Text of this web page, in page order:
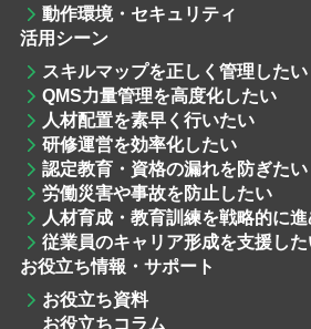
動作環境・セキュリティ
活用シーン
スキルマップを正しく管理したい
QMS力量管理を高度化したい
人材配置を素早く行いたい
研修運営を効率化したい
認定教育・資格の漏れを防ぎたい
労働災害や事故を防止したい
人材育成・教育訓練を戦略的に
従業員のキャリア形成を支援した
お役立ち情報・サポート
お役立ち資料
お役立ちコラム